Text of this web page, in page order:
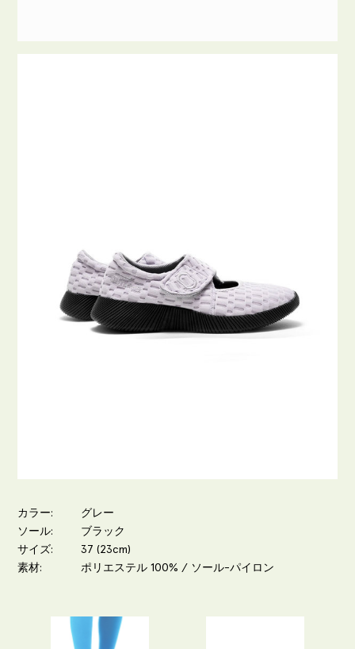
カラー
グレー
ソール
ブラック
サイズ
37 (23cm)
素材
ポリエステル 100% / ソール-パイロン